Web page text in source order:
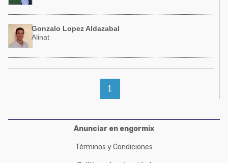
Gonzalo Lopez Aldazabal
Alinat
1
Anunciar en engormix
Términos y Condiciones